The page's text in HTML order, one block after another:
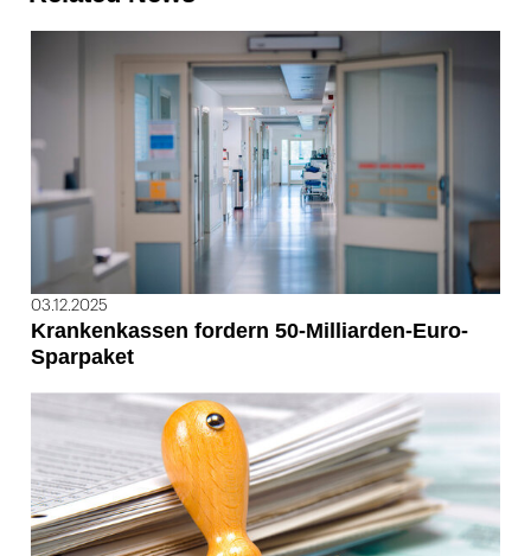
03.12.2025
Krankenkassen fordern 50-Milliarden-Euro-
Sparpaket